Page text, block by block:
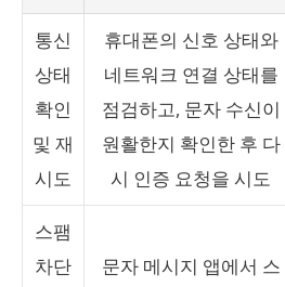
통신
상태
확인
및 재
시도
휴대폰의 신호 상태와
네트워크 연결 상태를
점검하고, 문자 수신이
원활한지 확인한 후 다
시 인증 요청을 시도
스팸
차단
문자 메시지 앱에서 스